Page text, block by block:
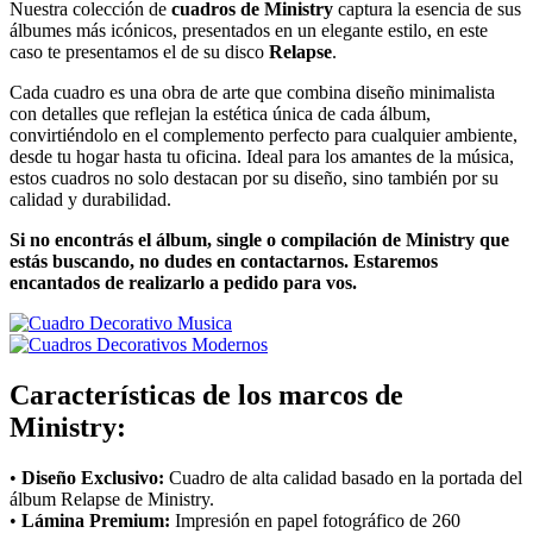
Nuestra colección de cuadros de Ministry captura la esencia de sus
álbumes más icónicos, presentados en un elegante estilo, en este
caso te presentamos el de su disco Relapse.
Cada cuadro es una obra de arte que combina diseño minimalista
con detalles que reflejan la estética única de cada álbum,
convirtiéndolo en el complemento perfecto para cualquier ambiente,
desde tu hogar hasta tu oficina. Ideal para los amantes de la música,
estos cuadros no solo destacan por su diseño, sino también por su
calidad y durabilidad.
Si no encontrás el álbum, single o compilación de Ministry que
estás buscando, no dudes en contactarnos. Estaremos
encantados de realizarlo a pedido para vos.
Características de los marcos de
Ministry:
• Diseño Exclusivo: Cuadro de alta calidad basado en la portada del
álbum Relapse de Ministry.
• Lámina Premium: Impresión en papel fotográfico de 260